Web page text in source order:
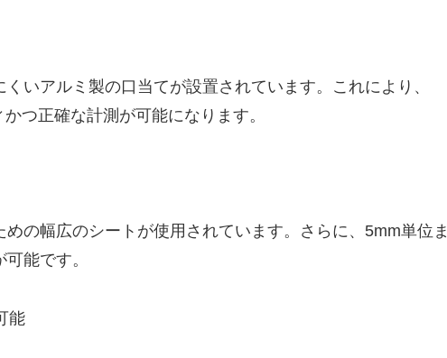
いアルミ製の口当てが設置されています。これにより、
つ正確な計測が可能になります。
の幅広のシートが使用されています。さらに、5mm単位ま
能です。
能